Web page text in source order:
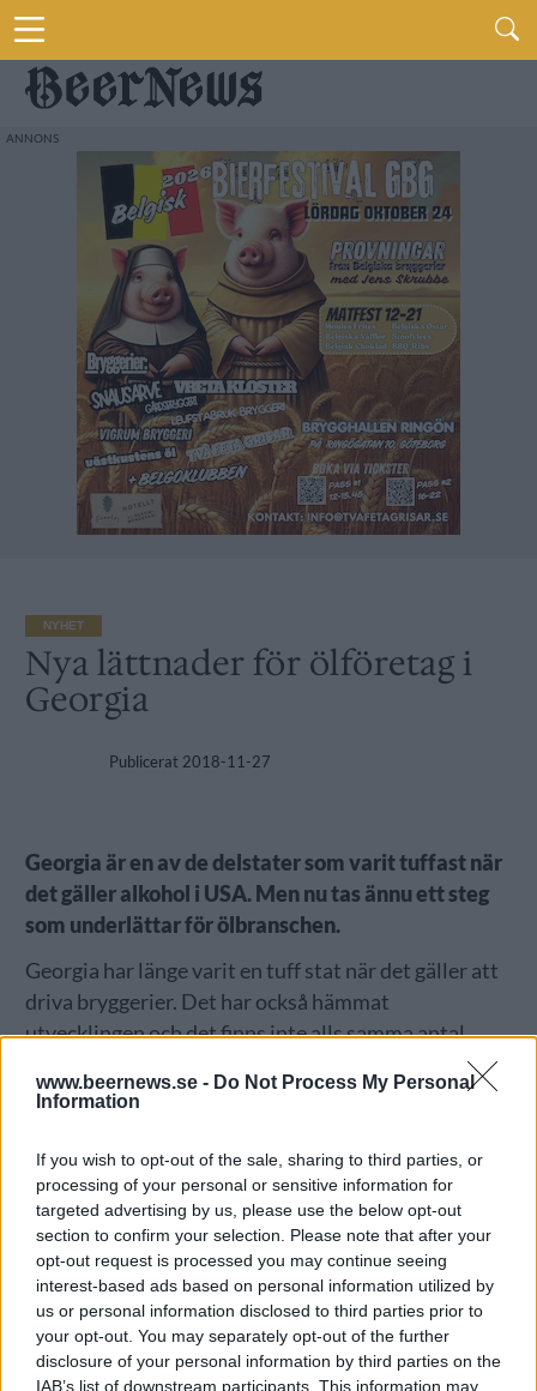
www.beernews.se - Do Not Process My Personal
Information
If you wish to opt-out of the sale, sharing to third parties, or
processing of your personal or sensitive information for
targeted advertising by us, please use the below opt-out
section to confirm your selection. Please note that after your
opt-out request is processed you may continue seeing
interest-based ads based on personal information utilized by
us or personal information disclosed to third parties prior to
your opt-out. You may separately opt-out of the further
disclosure of your personal information by third parties on the
IAB’s list of downstream participants. This information may
NYHET
Nya lättnader för ölföretag i
Georgia
Publicerat 2018-11-27
Georgia är en av de delstater som varit tuffast när
det gäller alkohol i USA. Men nu tas ännu ett steg
som underlättar för ölbranschen.
Georgia har länge varit en tuff stat när det gäller att
driva bryggerier. Det har också hämmat
utvecklingen och det finns inte alls samma antal
bryggerier där som i till exempel Kalifornien eller
Colorado.